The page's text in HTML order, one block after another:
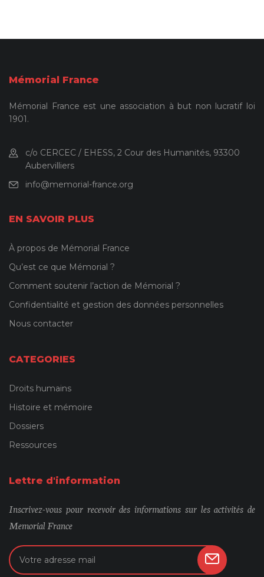
Mémorial France
Mémorial France est une association à but non lucratif loi
1901.
c/o CERCEC / EHESS, 2 Cour des Humanités, 93300
Aubervilliers
info@memorial-france.org
EN SAVOIR PLUS
À propos de Mémorial France
Qu’est ce que Mémorial ?
Comment soutenir l’action de Mémorial ?
Confidentialité et gestion des données personnelles
Nous contacter
CATEGORIES
Droits humains
Histoire et mémoire
Dossiers
Ressources
Lettre d'information
Inscrivez-vous pour recevoir des informations sur les activités de
Memorial France